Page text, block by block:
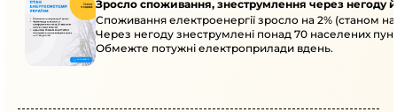
Зросло споживання, знеструмлення через негоду
Споживання електроенергії зросло на 2% (станом на
Через негоду знеструмлені понад 70 населених
Обмежте потужні електроприлади вдень.